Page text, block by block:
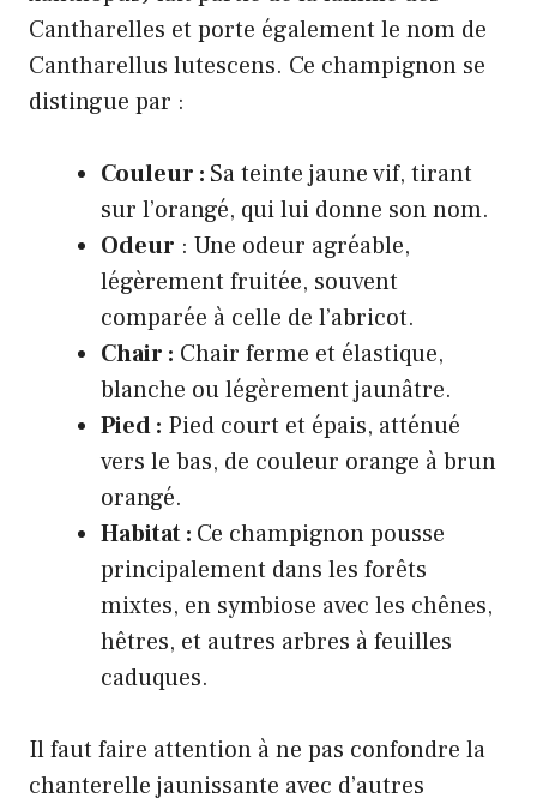
Cantharelles et porte également le nom de
Cantharellus lutescens. Ce champignon se
distingue par :
Couleur : Sa teinte jaune vif, tirant
sur l’orangé, qui lui donne son nom.
Odeur : Une odeur agréable,
légèrement fruitée, souvent
comparée à celle de l’abricot.
Chair : Chair ferme et élastique,
blanche ou légèrement jaunâtre.
Pied : Pied court et épais, atténué
vers le bas, de couleur orange à brun
orangé.
Habitat : Ce champignon pousse
principalement dans les forêts
mixtes, en symbiose avec les chênes,
hêtres, et autres arbres à feuilles
caduques.
Il faut faire attention à ne pas confondre la
chanterelle jaunissante avec d’autres